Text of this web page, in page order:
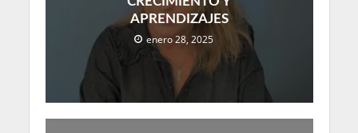
APRENDIZAJES
enero 28, 2025